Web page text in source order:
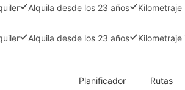
Alquila desde los 23 años
Alquila desde los 23 años
Planificador Rutas